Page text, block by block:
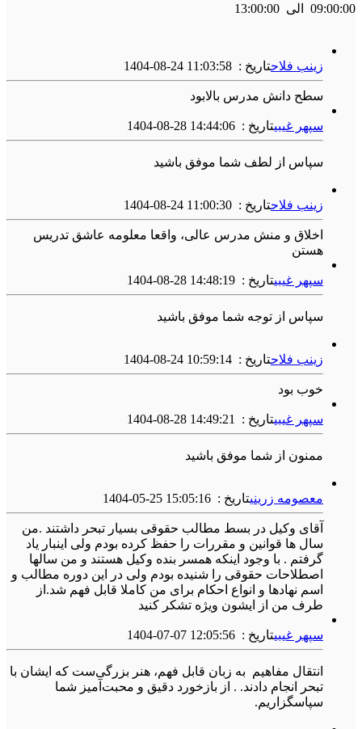
09:00:00 الی 13:00:00
زینب فلاحتاریخ : 1404-08-24 11:03:58
سطح دانش مدرس بالابود
سپهر غیبیتاریخ : 1404-08-28 14:44:06
سپاس از لطف شما موفق باشید
زینب فلاحتاریخ : 1404-08-24 11:00:30
اخلاق و منش مدرس عالی، واقعا معلومه عاشق تدریس
هستن
سپهر غیبیتاریخ : 1404-08-28 14:48:19
سپاس از توجه شما موفق باشید
زینب فلاحتاریخ : 1404-08-24 10:59:14
خوب بود
سپهر غیبیتاریخ : 1404-08-28 14:49:21
ممنون از شما موفق باشید
معصومه زرینیتاریخ : 1404-05-25 15:05:16
آقای وکیل در بسط مطالب حقوقی بسیار تبحر داشتند .من
سال ها قوانین و مقررات را حفظ کرده بودم ولی اینبار یاد
گرفتم . با وجود اینکه همسر بنده وکیل هستند و من سالها
اصطلاحات حقوقی را شنیده بودم ولی در این دوره مطالب و
اسم نهادها و انواع احکام برای من کاملا قابل فهم شد.از
طرف من از ایشون ویژه تشکر کنید
سپهر غیبیتاریخ : 1404-07-07 12:05:56
انتقال مفاهیم به زبان قابل فهم، هنر بزرگی‌ست که ایشان با
تبحر انجام دادند. . از بازخورد دقیق و محبت‌آمیز شما
سپاسگزاریم.